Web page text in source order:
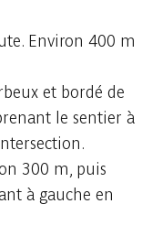
Environ 400 m
et bordé de
le sentier à
300 m, puis
à gauche en